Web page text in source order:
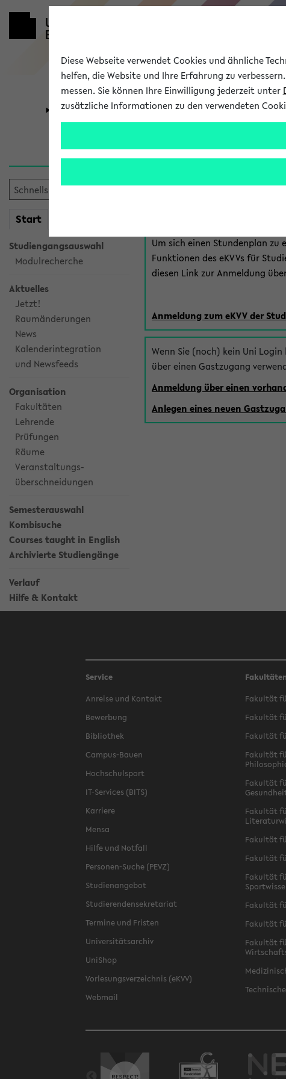
Universität Forschung
Start
Studiengangsauswahl
Modulrecherche
Aktuelles
Jetzt!
Raumänderungen
News
Kalenderintegration
und Newsfeeds
Organisation
Fakultäten
Lehrende
Prüfungen
Räume
Veranstaltungs-
überschneidungen
Semesterauswahl
Kombisuche
Courses taught in English
Archivierte Studiengänge
Verlauf
Hilfe & Kontakt
Anmeldung
Es gibt mehrere Möglichkeiten
Um sich einen Stundenplan zu
Funktionen des eKVVs für
diesen Link zur Anmeldung
Anmeldung zum eKVV der
Wenn Sie (noch) kein Uni
über einen Gastzugang
Anmeldung über einen
Anlegen eines neuen
Service
Anreise und Kontakt
Bewerbung
Bibliothek
Campus-Bauen
Hochschulsport
IT-Services (BITS)
Karriere
Mensa
Hilfe und Notfall
Personen-Suche (PEVZ)
Studienangebot
Studierendensekretariat
Termine und Fristen
Universitätsarchiv
UniShop
Vorlesungsverzeichnis (eKVV)
Webmail
Fakultät
Fakultät
Fakultät
Fakultät
Fakultät
Fakultät
Fakultät
Fakultät
Fakultät
Fakultät
Fakultät
Fakultät
Diese Webseite verwendet Cookies und ähnliche
helfen, die Website und Ihre Erfahrung zu
messen. Sie können Ihre Einwilligung jederzeit unter
zusätzliche Informationen zu den verwendeten